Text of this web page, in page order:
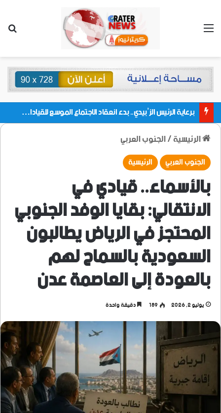
القائمة
برعاية الرئيس الزُبيدي.. بدء انعقاد الاجتماع الموسع للقيادات المحلية بالعاصمة ولمديريات وكتل مجلس العموم ومنسقيات الجامعة بالعاصمة عدن
الرئيسية/الجنوب العربي
الجنوب العربي الرئيسية
بالأسماء.. قيادي في
الانتقالي: بقايا الوفد الجنوبي
المحتجز في الرياض يطالبون
السعودية بالسماح لهم
بالعودة إلى العاصمة عدن
يوليو 2, 2026 189 دقيقة واحدة